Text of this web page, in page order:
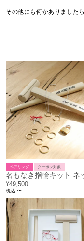
その他にも何かありました
ペアリング クーポン対象
¥49,500
税込 〜